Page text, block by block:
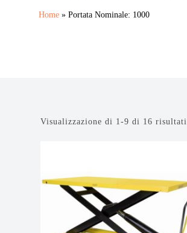
Home » Portata Nominale: 1000
Visualizzazione di 1-9 di 16 risultati